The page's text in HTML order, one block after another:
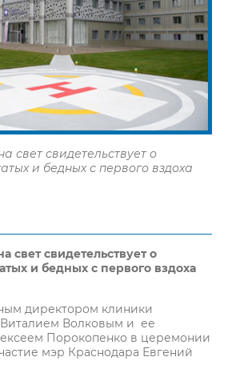
свет свидетельствует о
и бедных с первого вздоха
свет свидетельствует о
и бедных с первого вздоха
директором клиники
Виталием Волковым и ее
Порокопенко в церемонии
мэр Краснодара Евгений